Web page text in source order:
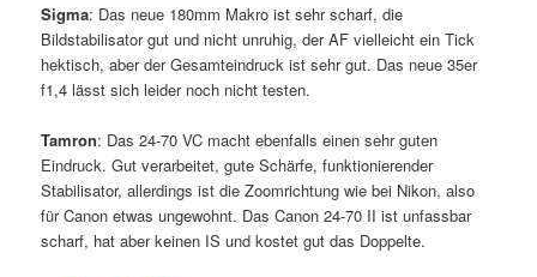
Sigma: Das neue 180mm Makro ist sehr scharf, die
Bildstabilisator gut und nicht unruhig, der AF vielleicht ein Tick
hektisch, aber der Gesamteindruck ist sehr gut. Das neue 35er
f1,4 lässt sich leider noch nicht testen.
Tamron: Das 24-70 VC macht ebenfalls einen sehr guten
Eindruck. Gut verarbeitet, gute Schärfe, funktionierender
Stabilisator, allerdings ist die Zoomrichtung wie bei Nikon, also
für Canon etwas ungewohnt. Das Canon 24-70 II ist unfassbar
scharf, hat aber keinen IS und kostet gut das Doppelte.